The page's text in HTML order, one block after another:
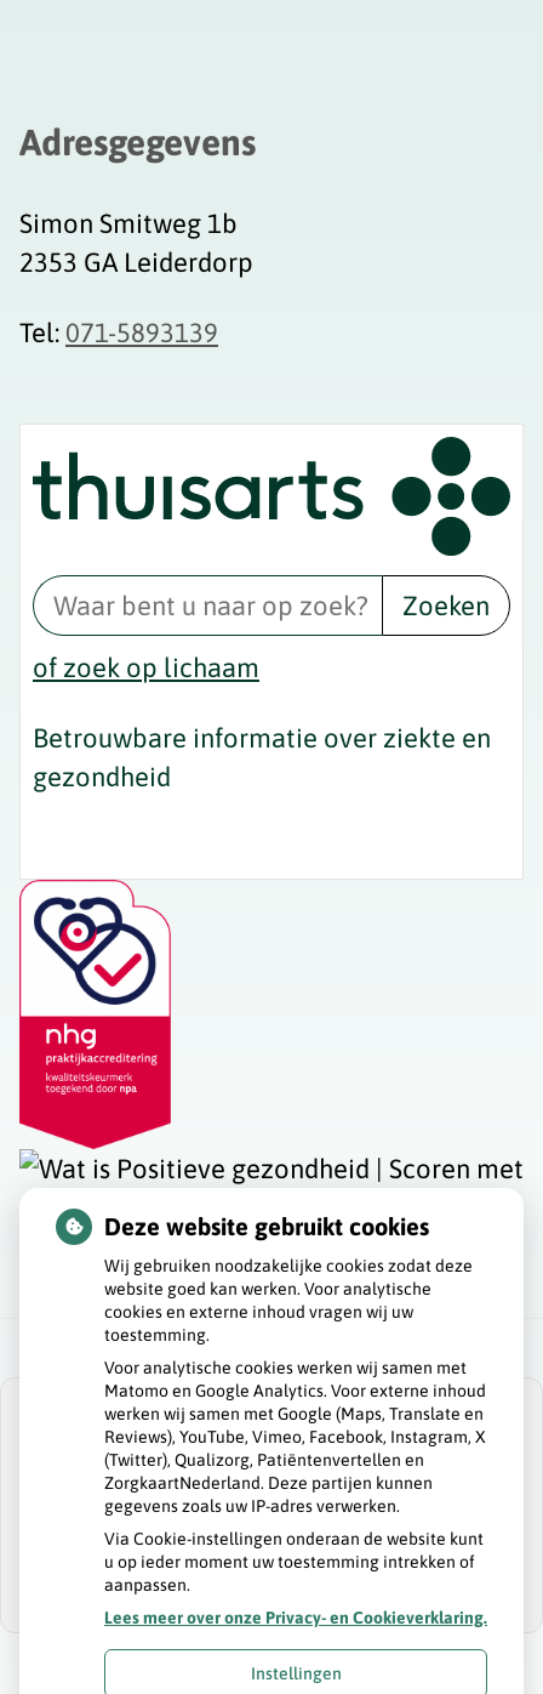
Adresgegevens
Simon Smitweg 1b
2353 GA Leiderdorp
Tel: 071-5893139
Zoeken
of zoek op lichaam
Betrouwbare informatie over ziekte en
gezondheid
U heeft geen toestemming gegeven voor
externe inhoud die nodig is om dit te
zien.
Cookie-instellingen wijzigen
Deze website gebruikt cookies
Wij gebruiken noodzakelijke cookies zodat deze
website goed kan werken. Voor analytische
cookies en externe inhoud vragen wij uw
toestemming.
Voor analytische cookies werken wij samen met
Matomo en Google Analytics. Voor externe inhoud
werken wij samen met Google (Maps, Translate en
Reviews), YouTube, Vimeo, Facebook, Instagram, X
(Twitter), Qualizorg, Patiëntenvertellen en
ZorgkaartNederland. Deze partijen kunnen
gegevens zoals uw IP-adres verwerken.
Via Cookie-instellingen onderaan de website kunt
u op ieder moment uw toestemming intrekken of
aanpassen.
Lees meer over onze Privacy- en Cookieverklaring.
Instellingen